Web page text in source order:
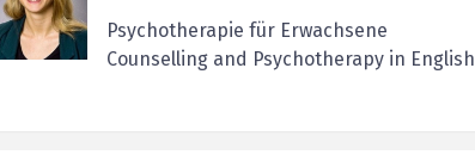
Psychotherapie für Erwachsene
Counselling and Psychotherapy in English